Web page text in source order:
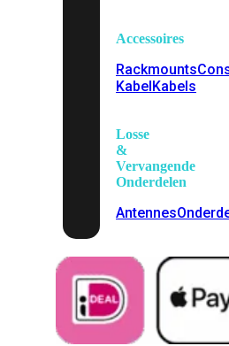
Accessoires
Rackmounts
KabelKabels
Losse
&
Vervangende
Onderdelen
Antennes